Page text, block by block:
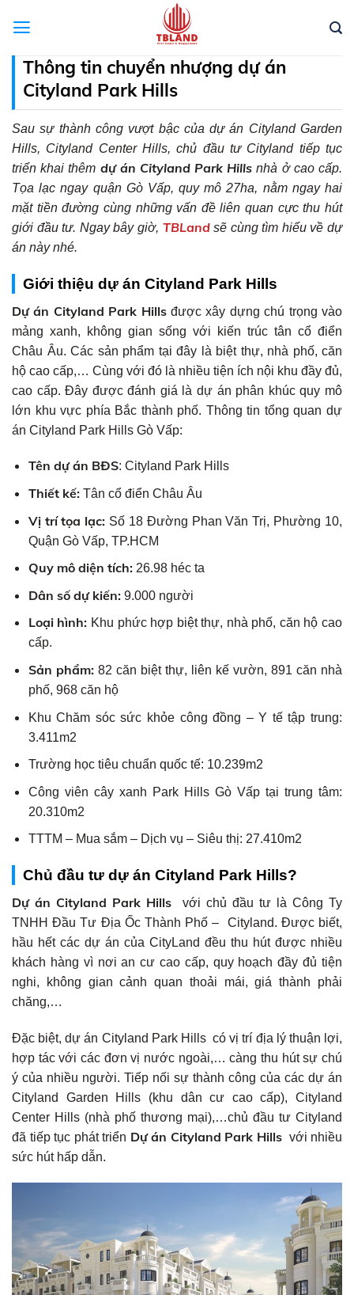
Thông tin chuyển nhượng dự án
Cityland Park Hills
Sau sự thành công vượt bậc của dự án Cityland Garden
Hills, Cityland Center Hills, chủ đầu tư Cityland tiếp tục
triển khai thêm dự án Cityland Park Hills nhà ở cao cấp.
Tọa lạc ngay quận Gò Vấp, quy mô 27ha, nằm ngay hai
mặt tiền đường cùng những vấn đề liên quan cực thu hút
giới đầu tư. Ngay bây giờ, TBLandsẽ cùng tìm hiểu về dự
án này nhé.
Giới thiệu dự án Cityland Park Hills
Dự án Cityland Park Hillsđược xây dựng chú trọng vào
mảng xanh, không gian sống với kiến trúc tân cổ điển
Châu Âu. Các sản phẩm tại đây là biệt thự, nhà phố, căn
hộ cao cấp,… Cùng với đó là nhiều tiện ích nội khu đầy đủ,
cao cấp. Đây được đánh giá là dự án phân khúc quy mô
lớn khu vực phía Bắc thành phố. Thông tin tổng quan dự
án Cityland Park Hills Gò Vấp:
Tên dự án BĐS: Cityland Park Hills
Thiết kế:Tân cổ điển Châu Âu
Vị trí tọa lạc: Số 18 Đường Phan Văn Trị, Phường 10,
Quận Gò Vấp, TP.HCM
Quy mô diện tích:26.98 héc ta
Dân số dự kiến:9.000 người
Loại hình: Khu phức hợp biệt thự, nhà phố, căn hộ cao
cấp.
Sản phẩm:82 căn biệt thự, liên kế vườn, 891 căn nhà
phố, 968 căn hộ
Khu Chăm sóc sức khỏe công đồng – Y tế tập trung:
3.411m2
Trường học tiêu chuẩn quốc tế: 10.239m2
Công viên cây xanh Park Hills Gò Vấp tại trung tâm:
20.310m2
TTTM – Mua sắm – Dịch vụ – Siêu thị: 27.410m2
Chủ đầu tư dự án Cityland Park Hills?
Dự án Cityland Park Hills
với chủ đầu tư là Công Ty
TNHH Đầu Tư Địa Ốc Thành Phố – Cityland. Được biết,
hầu hết các dự án của CityLand đều thu hút được nhiều
khách hàng vì nơi an cư cao cấp, quy hoạch đầy đủ tiện
nghi, không gian cảnh quan thoải mái, giá thành phải
chăng,…
Đặc biệt, dự án Cityland Park Hills có vị trí địa lý thuận lợi,
hợp tác với các đơn vị nước ngoài,… càng thu hút sự chú
ý của nhiều người. Tiếp nối sự thành công của các dự án
Cityland Garden Hills (khu dân cư cao cấp), Cityland
Center Hills (nhà phố thương mại),…chủ đầu tư Cityland
đã tiếp tục phát triển Dự án Cityland Park Hillsvới nhiều
sức hút hấp dẫn.